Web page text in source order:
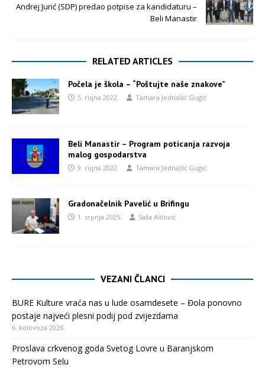
Andrej Jurić (SDP) predao potpise za kandidaturu –
Beli Manastir
RELATED ARTICLES
Počela je škola – “Poštujte naše znakove”
5. rujna 2022. Tamara Jednašić Gugić
Beli Manastir – Program poticanja razvoja
malog gospodarstva
9. rujna 2022. Tamara Jednašić Gugić
Gradonačelnik Pavelić u Brifingu
1. srpnja 2025. Saša Alilović
VEZANI ČLANCI
BURE Kulture vraća nas u lude osamdesete – Đola ponovno
postaje najveći plesni podij pod zvijezdama
6. kolovoza 2026.
Proslava crkvenog goda Svetog Lovre u Baranjskom
Petrovom Selu